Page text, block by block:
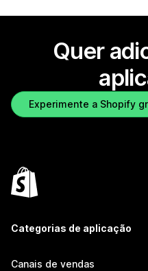
Quer
Experimente a Shopify
Categorias de aplicação
Canais de vendas